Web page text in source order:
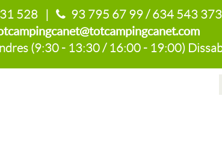
528 |
93 795 67 99 / 634 543 373
(9:30 - 13:30 / 16:00 - 19:00)